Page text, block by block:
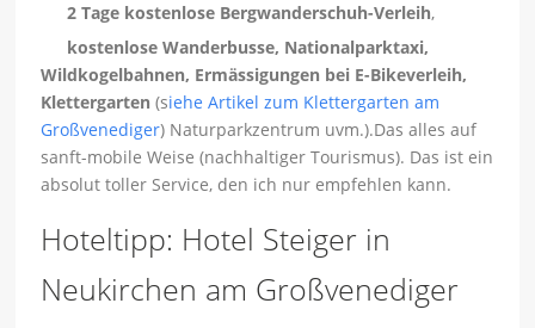
2 Tage kostenlose Bergwanderschuh-Verleih,
kostenlose Wanderbusse, Nationalparktaxi,
Wildkogelbahnen, Ermässigungen bei E-Bikeverleih,
Klettergarten (siehe Artikel zum Klettergarten am
Großvenediger) Naturparkzentrum uvm.).Das alles auf
sanft-mobile Weise (nachhaltiger Tourismus). Das ist ein
absolut toller Service, den ich nur empfehlen kann.
Hoteltipp: Hotel Steiger in
Neukirchen am Großvenediger